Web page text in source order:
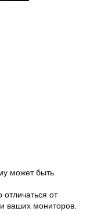
может быть
от
ваших мониторов.